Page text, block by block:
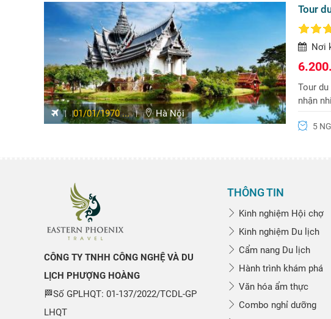
01/01/1970 ... Hà Nội
Tour
Nơi
Tour
nhận
5
CÔNG TY TNHH CÔNG NGHỆ VÀ DU
LỊCH PHƯỢNG HOÀNG
🏁Số GPLHQT: 01-137/2022/TCDL-GP
LHQT
THÔNG TIN
Kinh nghiệm Hội chợ
Kinh nghiệm Du lịch
Cẩm nang Du lịch
Hành trình khám phá
Văn hóa ẩm thực
Combo nghỉ dưỡng